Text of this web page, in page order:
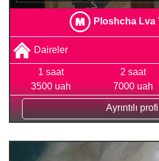
Ploshcha Lva
Daireler
1 saat
3500 uah
2 saat
7000 uah
Ayrıntılı profil